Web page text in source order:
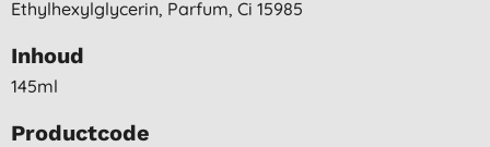
Ethylhexylglycerin, Parfum, Ci 15985
Inhoud
145ml
Productcode